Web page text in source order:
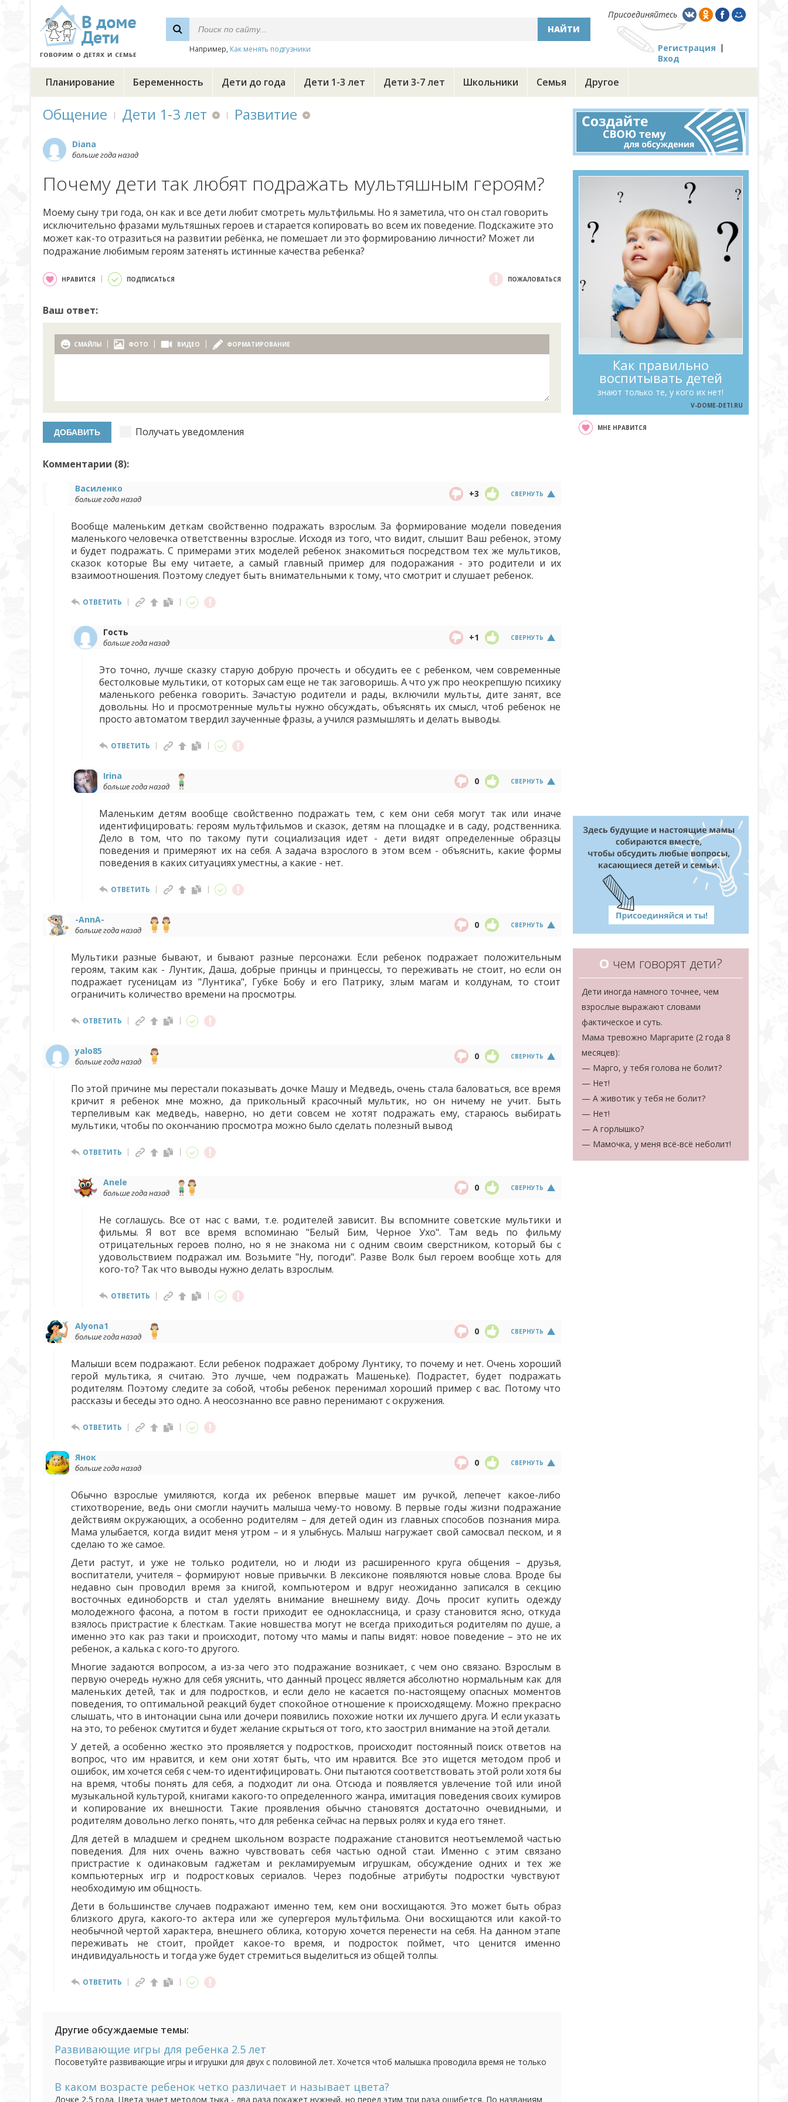
НАЙТИ
Например, Как менять подгузники
Присоединяйтесь
Регистрация
Вход
Планирование Беременность Дети до года Дети 1-3 лет Дети 3-7 лет Школьники Семья Другое
Общение Дети 1-3 лет Развитие
Diana
больше года назад
Почему дети так любят подражать мультяшным героям?
Моему сыну три года, он как и все дети любит смотреть мультфильмы. Но я заметила, что он стал говорить
исключительно фразами мультяшных героев и старается копировать во всем их поведение. Подскажите это
может как-то отразиться на развитии ребёнка, не помешает ли это формированию личности? Может ли
подражание любимым героям затенять истинные качества ребенка?
НРАВИТСЯ ПОДПИСАТЬСЯ ПОЖАЛОВАТЬСЯ
Ваш ответ:
СМАЙЛЫ ФОТО ВИДЕО ФОРМАТИРОВАНИЕ
Получать уведомления
Комментарии (8):
Василенко
больше года назад СВЕРНУТЬ
+3
Вообще маленьким деткам свойственно подражать взрослым. За формирование модели поведения
маленького человечка ответственны взрослые. Исходя из того, что видит, слышит Ваш ребенок, этому
и будет подражать. С примерами этих моделей ребенок знакомиться посредством тех же мультиков,
сказок которые Вы ему читаете, а самый главный пример для подоражания - это родители и их
взаимоотношения. Поэтому следует быть внимательными к тому, что смотрит и слушает ребенок.
ОТВЕТИТЬ
Гость
больше года назад СВЕРНУТЬ
+1
Это точно, лучше сказку старую добрую прочесть и обсудить ее с ребенком, чем современные
бестолковые мультики, от которых сам еще не так заговоришь. А что уж про неокрепшую психику
маленького ребенка говорить. Зачастую родители и рады, включили мульты, дите занят, все
довольны. Но и просмотренные мульты нужно обсуждать, объяснять их смысл, чтоб ребенок не
просто автоматом твердил заученные фразы, а учился размышлять и делать выводы.
ОТВЕТИТЬ
Irina
больше года назад СВЕРНУТЬ
0
Маленьким детям вообще свойственно подражать тем, с кем они себя могут так или иначе
идентифицировать: героям мультфильмов и сказок, детям на площадке и в саду, родственника.
Дело в том, что по такому пути социализация идет - дети видят определенные образцы
поведения и примеряют их на себя. А задача взрослого в этом всем - объяснить, какие формы
поведения в каких ситуациях уместны, а какие - нет.
ОТВЕТИТЬ
-AnnA-
больше года назад СВЕРНУТЬ
0
Мультики разные бывают, и бывают разные персонажи. Если ребенок подражает положительным
героям, таким как - Лунтик, Даша, добрые принцы и принцессы, то переживать не стоит, но если он
подражает гусеницам из "Лунтика", Губке Бобу и его Патрику, злым магам и колдунам, то стоит
ограничить количество времени на просмотры.
ОТВЕТИТЬ
yalo85
больше года назад СВЕРНУТЬ
0
По этой причине мы перестали показывать дочке Машу и Медведь, очень стала баловаться, все время
кричит я ребенок мне можно, да прикольный красочный мультик, но он ничему не учит. Быть
терпеливым как медведь, наверно, но дети совсем не хотят подражать ему, стараюсь выбирать
мультики, чтобы по окончанию просмотра можно было сделать полезный вывод
ОТВЕТИТЬ
Anele
больше года назад СВЕРНУТЬ
0
Не соглашусь. Все от нас с вами, т.е. родителей зависит. Вы вспомните советские мультики и
фильмы. Я вот все время вспоминаю "Белый Бим, Черное Ухо". Там ведь по фильму
отрицательных героев полно, но я не знакома ни с одним своим сверстником, который бы с
удовольствием подражал им. Возьмите "Ну, погоди". Разве Волк был героем вообще хоть для
кого-то? Так что выводы нужно делать взрослым.
ОТВЕТИТЬ
Alyona1
больше года назад СВЕРНУТЬ
0
Малыши всем подражают. Если ребенок подражает доброму Лунтику, то почему и нет. Очень хороший
герой мультика, я считаю. Это лучше, чем подражать Машеньке). Подрастет, будет подражать
родителям. Поэтому следите за собой, чтобы ребенок перенимал хороший пример с вас. Потому что
рассказы и беседы это одно. А неосознанно все равно перенимают с окружения.
ОТВЕТИТЬ
Янок
больше года назад СВЕРНУТЬ
0
Обычно взрослые умиляются, когда их ребенок впервые машет им ручкой, лепечет какое-либо
стихотворение, ведь они смогли научить малыша чему-то новому. В первые годы жизни подражание
действиям окружающих, а особенно родителям – для детей один из главных способов познания мира.
Мама улыбается, когда видит меня утром – и я улыбнусь. Малыш нагружает свой самосвал песком, и я
сделаю то же самое.
Дети растут, и уже не только родители, но и люди из расширенного круга общения – друзья,
воспитатели, учителя – формируют новые привычки. В лексиконе появляются новые слова. Вроде бы
недавно сын проводил время за книгой, компьютером и вдруг неожиданно записался в секцию
восточных единоборств и стал уделять внимание внешнему виду. Дочь просит купить одежду
молодежного фасона, а потом в гости приходит ее одноклассница, и сразу становится ясно, откуда
взялось пристрастие к блесткам. Такие новшества могут не всегда приходиться родителям по душе, а
именно это как раз таки и происходит, потому что мамы и папы видят: новое поведение – это не их
ребенок, а калька с кого-то другого.
Многие задаются вопросом, а из-за чего это подражание возникает, с чем оно связано. Взрослым в
первую очередь нужно для себя уяснить, что данный процесс является абсолютно нормальным как для
маленьких детей, так и для подростков, и если дело не касается по-настоящему опасных моментов
поведения, то оптимальной реакций будет спокойное отношение к происходящему. Можно прекрасно
слышать, что в интонации сына или дочери появились похожие нотки их лучшего друга. И если указать
на это, то ребенок смутится и будет желание скрыться от того, кто заострил внимание на этой детали.
У детей, а особенно жестко это проявляется у подростков, происходит постоянный поиск ответов на
вопрос, что им нравится, и кем они хотят быть, что им нравится. Все это ищется методом проб и
ошибок, им хочется себя с чем-то идентифицировать. Они пытаются соответствовать этой роли хотя бы
на время, чтобы понять для себя, а подходит ли она. Отсюда и появляется увлечение той или иной
музыкальной культурой, книгами какого-то определенного жанра, имитация поведения своих кумиров
и копирование их внешности. Такие проявления обычно становятся достаточно очевидными, и
родителям довольно легко понять, что для ребенка сейчас на первых ролях и куда его тянет.
Для детей в младшем и среднем школьном возрасте подражание становится неотъемлемой частью
поведения. Для них очень важно чувствовать себя частью одной стаи. Именно с этим связано
пристрастие к одинаковым гаджетам и рекламируемым игрушкам, обсуждение одних и тех же
компьютерных игр и подростковых сериалов. Через подобные атрибуты подростки чувствуют
необходимую им общность.
Дети в большинстве случаев подражают именно тем, кем они восхищаются. Это может быть образ
близкого друга, какого-то актера или же супергероя мультфильма. Они восхищаются или какой-то
необычной чертой характера, внешнего облика, которую хочется перенести на себя. На данном этапе
переживать не стоит, пройдет какое-то время, и подросток поймет, что ценится именно
индивидуальность и тогда уже будет стремиться выделиться из общей толпы.
ОТВЕТИТЬ
Другие обсуждаемые темы:
Развивающие игры для ребенка 2.5 лет
Посоветуйте развивающие игры и игрушки для двух с половиной лет. Хочется чтоб малышка проводила время не только
В каком возрасте ребенок четко различает и называет цвета?
Дочке 2,5 года. Цвета знает методом тыка - два раза покажет нужный, но перед этим три раза ошибется. По названиям
Как правильно
воспитывать детей
знают только те, у кого их нет!
V-DOME-DETI.RU
МНЕ НРАВИТСЯ
О чем говорят дети?
Дети иногда намного точнее, чем
взрослые выражают словами
фактическое и суть.
Мама тревожно Маргарите (2 года 8
месяцев):
— Марго, у тебя голова не болит?
— Нет!
— А животик у тебя не болит?
— Нет!
— А горлышко?
— Мамочка, у меня всё-всё неболит!